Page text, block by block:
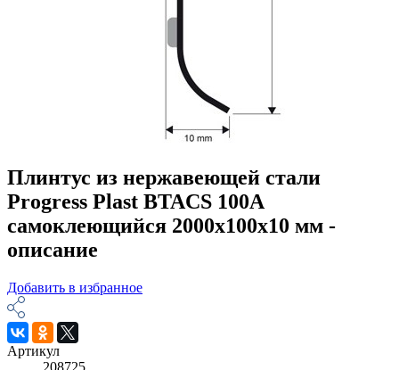
Плинтус из нержавеющей стали
Progress Plast BTACS 100А
самоклеющийся 2000х100х10 мм -
описание
Добавить в избранное
Артикул
208725